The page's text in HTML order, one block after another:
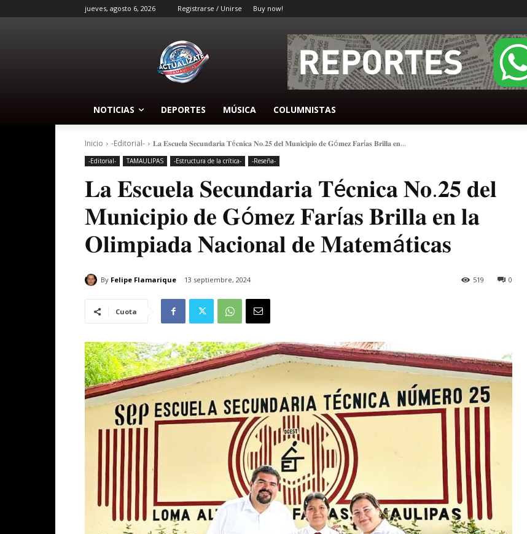
jueves, agosto 6, 2026 Registrarse / Unirse Buy now!
NOTICIAS DEPORTES MÚSICA COLUMNISTAS
Inicio -Editorial- 𝐋𝐚 𝐄𝐬𝐜𝐮𝐞𝐥𝐚 𝐒𝐞𝐜𝐮𝐧𝐝𝐚𝐫𝐢𝐚 𝐓é𝐜𝐧𝐢𝐜𝐚 𝐍𝐨.𝟐𝟓 𝐝𝐞𝐥 𝐌𝐮𝐧𝐢𝐜𝐢𝐩𝐢𝐨 𝐝𝐞 𝐆ó𝐦𝐞𝐳 𝐅𝐚𝐫í𝐚𝐬 𝐁𝐫𝐢𝐥𝐥𝐚 𝐞𝐧...
-Editorial- TAMAULIPAS -Estructura de la crítica- -Reseña-
𝐋𝐚 𝐄𝐬𝐜𝐮𝐞𝐥𝐚 𝐒𝐞𝐜𝐮𝐧𝐝𝐚𝐫𝐢𝐚 𝐓é𝐜𝐧𝐢𝐜𝐚 𝐍𝐨.𝟐𝟓 𝐝𝐞𝐥
𝐌𝐮𝐧𝐢𝐜𝐢𝐩𝐢𝐨 𝐝𝐞 𝐆ó𝐦𝐞𝐳 𝐅𝐚𝐫í𝐚𝐬 𝐁𝐫𝐢𝐥𝐥𝐚 𝐞𝐧 𝐥𝐚
𝐎𝐥𝐢𝐦𝐩𝐢𝐚𝐝𝐚 𝐍𝐚𝐜𝐢𝐨𝐧𝐚𝐥 𝐝𝐞 𝐌𝐚𝐭𝐞𝐦á𝐭𝐢𝐜𝐚𝐬
By Felipe Flamarique 13 septiembre, 2024 0
519
Cuota